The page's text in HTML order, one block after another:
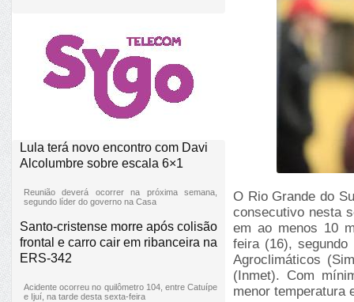
Lula terá novo encontro com Davi
Alcolumbre sobre escala 6×1
Reunião deverá ocorrer na próxima semana,
segundo líder do governo na Casa
Santo-cristense morre após colisão
frontal e carro cair em ribanceira na
ERS-342
Acidente ocorreu no quilômetro 104, entre Catuípe
e Ijuí, na tarde desta sexta-feira
O Rio Grande do
consecutivo nesta
em ao menos 10
feira (16), segundo
Agroclimáticos
(Inmet). Com
menor temperatura